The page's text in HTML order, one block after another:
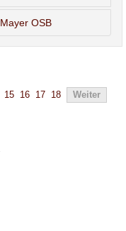
OSB
15 16 17 18 Weiter